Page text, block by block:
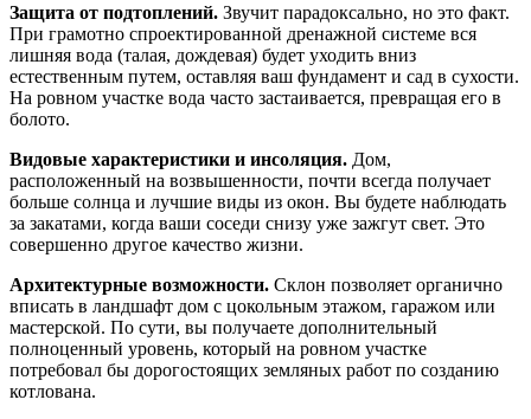
Защита от подтоплений. Звучит парадоксально, но это факт.
При грамотно спроектированной дренажной системе вся
лишняя вода (талая, дождевая) будет уходить вниз
естественным путем, оставляя ваш фундамент и сад в сухости.
На ровном участке вода часто застаивается, превращая его в
болото.
Видовые характеристики и инсоляция. Дом,
расположенный на возвышенности, почти всегда получает
больше солнца и лучшие виды из окон. Вы будете наблюдать
за закатами, когда ваши соседи снизу уже зажгут свет. Это
совершенно другое качество жизни.
Архитектурные возможности. Склон позволяет органично
вписать в ландшафт дом с цокольным этажом, гаражом или
мастерской. По сути, вы получаете дополнительный
полноценный уровень, который на ровном участке
потребовал бы дорогостоящих земляных работ по созданию
котлована.